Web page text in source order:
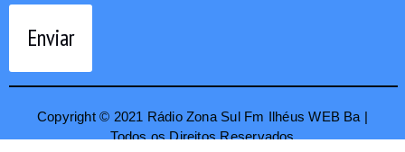
Enviar
Copyright © 2021 Rádio Zona Sul Fm Ilhéus WEB Ba |
Todos os Direitos Reservados